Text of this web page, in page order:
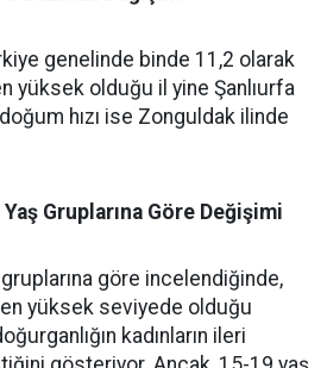
genelinde binde 11,2 olarak
yüksek olduğu il yine Şanlıurfa
hızı ise Zonguldak ilinde
Yaş Gruplarına Göre Değişimi
gruplarına göre incelendiğinde,
yüksek seviyede olduğu
kadınların ileri